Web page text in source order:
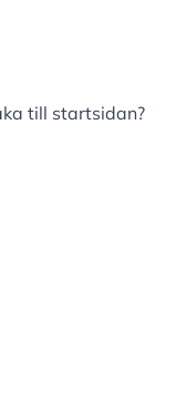
till startsidan?